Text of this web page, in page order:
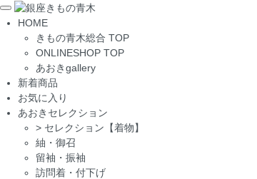
Toggle
navigation
HOME
きもの青木総合 TOP
ONLINESHOP TOP
あおきgallery
新着商品
お気に入り
あおきセレクション
> セレクション【着物】
紬・御召
留袖・振袖
訪問着・付下げ